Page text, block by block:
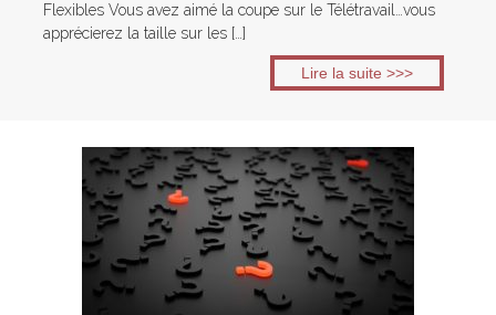
Flexibles Vous avez aimé la coupe sur le Télétravail…vous
apprécierez la taille sur les […]
Lire la suite >>>